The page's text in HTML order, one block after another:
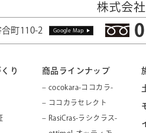
町110-2 Google Map
り 商品ラインナップ
– cocokara-ココカラ-
– ココカラセレクト
– RasiCras-ラシクラス-